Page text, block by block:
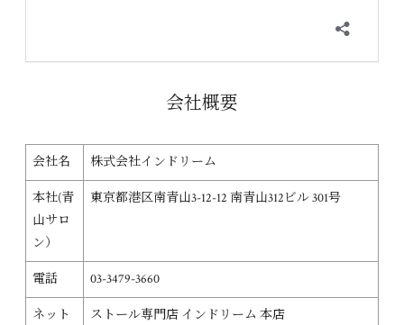
会社概要
会社名 株式会社インドリーム
本社(青
山サロ
ン）
東京都港区南青山3-12-12 南青山312ビル 301号
電話 03-3479-3660
ネット
ストール専門店 インドリーム 本店